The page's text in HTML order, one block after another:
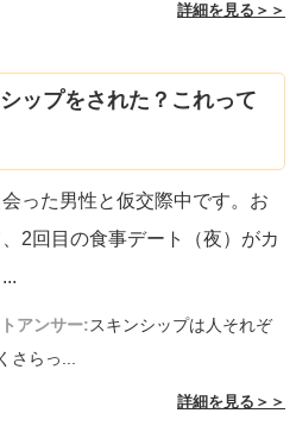
詳細を見る＞＞
ップをされた？これって
った男性と仮交際中です。お
2回目の食事デート（夜）がカ
...
アンサー:スキンシップは人それぞ
さらっ...
詳細を見る＞＞